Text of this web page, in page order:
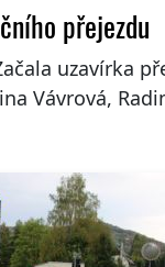
přejezdu
uzavírka
Vávrová,